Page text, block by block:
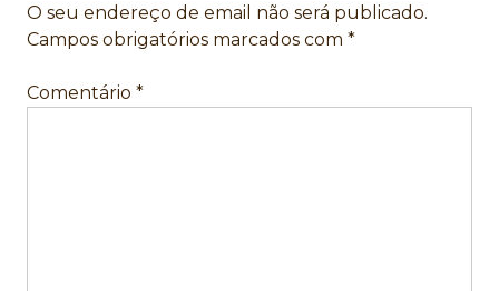
O seu endereço de email não será publicado.
Campos obrigatórios marcados com *
Comentário *